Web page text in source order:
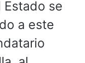
se
a este